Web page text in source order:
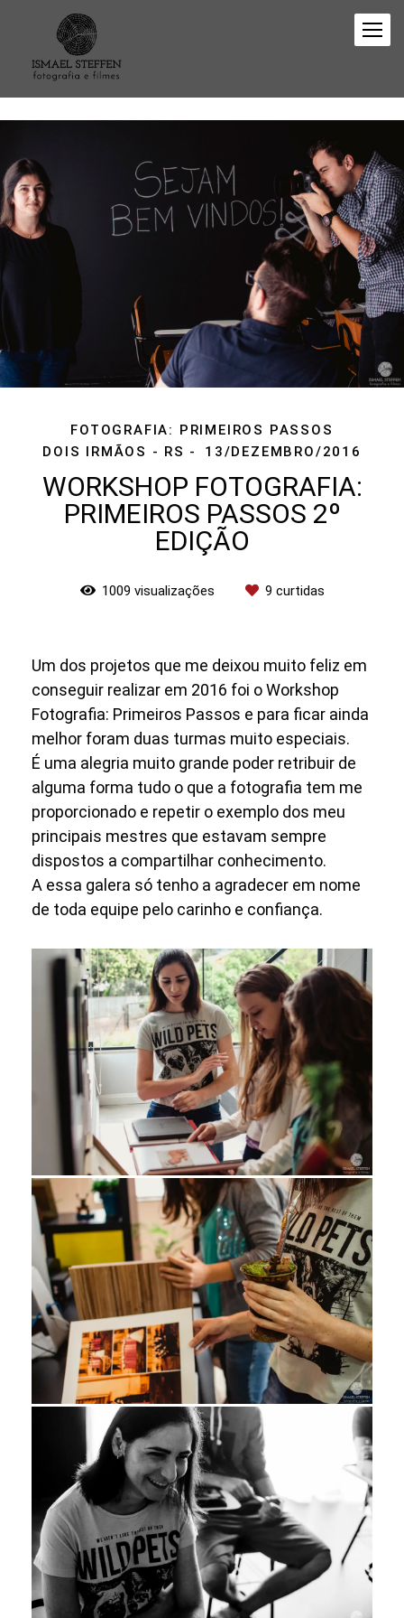
FOTOGRAFIA: PRIMEIROS PASSOS
DOIS IRMÃOS - RS
13/DEZEMBRO/2016
WORKSHOP FOTOGRAFIA:
PRIMEIROS PASSOS 2º
EDIÇÃO
1009 visualizações 9 curtidas
Um dos projetos que me deixou muito feliz em
conseguir realizar em 2016 foi o Workshop
Fotografia: Primeiros Passos e para ficar ainda
melhor foram duas turmas muito especiais.
É uma alegria muito grande poder retribuir de
alguma forma tudo o que a fotografia tem me
proporcionado e repetir o exemplo dos meu
principais mestres que estavam sempre
dispostos a compartilhar conhecimento.
A essa galera só tenho a agradecer em nome
de toda equipe pelo carinho e confiança.